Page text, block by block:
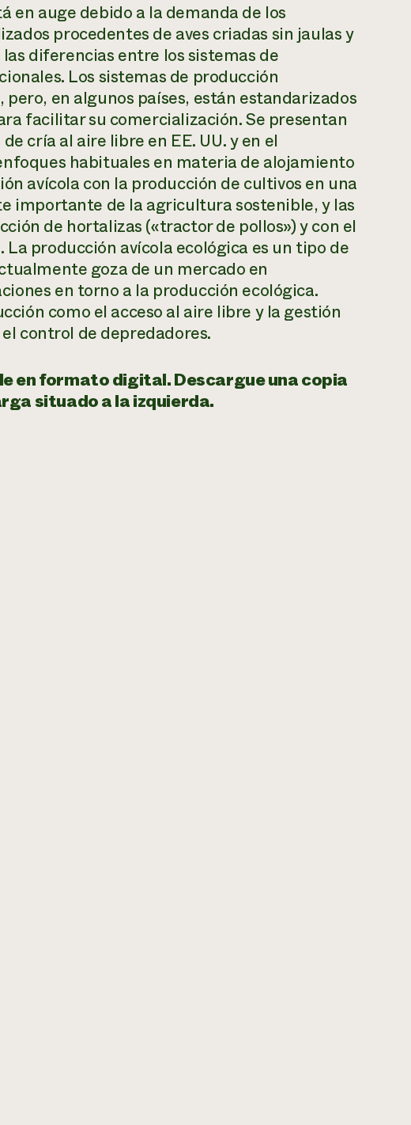
en auge debido a la demanda de los
procedentes de aves criadas sin jaulas y
diferencias entre los sistemas de
Los sistemas de producción
en algunos países, están estandarizados
facilitar su comercialización. Se presentan
cría al aire libre en EE. UU. y en el
habituales en materia de alojamiento
avícola con la producción de cultivos en una
importante de la agricultura sostenible, y las
de hortalizas («tractor de pollos») y con el
La producción avícola ecológica es un tipo de
goza de un mercado en
en torno a la producción ecológica.
como el acceso al aire libre y la gestión
control de depredadores.
en formato digital. Descargue una copia
situado a la izquierda.